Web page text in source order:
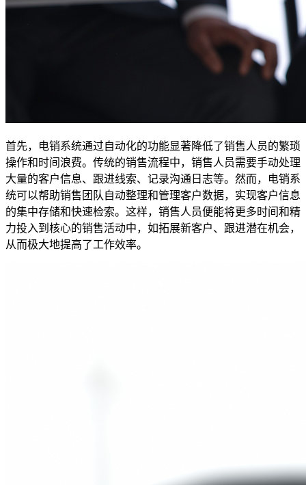
首先，电销系统通过自动化的功能显著降低了销售人员的繁琐
操作和时间浪费。传统的销售流程中，销售人员需要手动处理
大量的客户信息、跟进线索、记录沟通日志等。然而，电销系
统可以帮助销售团队自动整理和管理客户数据，实现客户信息
的集中存储和快速检索。这样，销售人员便能将更多时间和精
力投入到核心的销售活动中，如拓展新客户、跟进潜在机会，
从而极大地提高了工作效率。